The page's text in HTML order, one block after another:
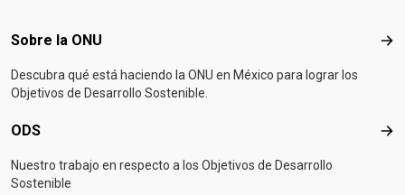
Footer menu
Sobre la ONU
Descubra qué está haciendo la ONU en México para lograr los
Objetivos de Desarrollo Sostenible.
ODS
Nuestro trabajo en respecto a los Objetivos de Desarrollo
Sostenible